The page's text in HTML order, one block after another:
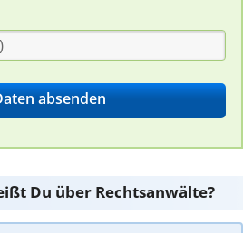
Du über Rechtsanwälte?